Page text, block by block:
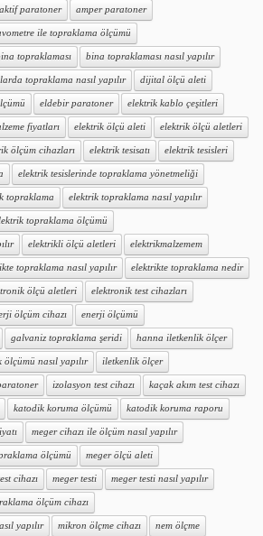
aktif paratoner amper paratoner
ile topraklama ölçümü
topraklaması bina topraklaması nasıl yapılır
topraklama nasıl yapılır dijital ölçü aleti
eldebir paratoner elektrik kablo çeşitleri
fiyatları elektrik ölçü aleti elektrik ölçü aletleri
ölçüm cihazları elektrik tesisatı elektrik tesisleri
elektrik tesislerinde topraklama yönetmeliği
topraklama elektrik topraklama nasıl yapılır
topraklama ölçümü
elektrikli ölçü aletleri elektrikmalzemem
topraklama nasıl yapılır elektrikte topraklama nedir
ölçü aletleri elektronik test cihazları
ölçüm cihazı enerji ölçümü
galvaniz topraklama şeridi hanna iletkenlik ölçer
nasıl yapılır iletkenlik ölçer
izolasyon test cihazı kaçak akım test cihazı
katodik koruma ölçümü katodik koruma raporu
meger cihazı ile ölçüm nasıl yapılır
ölçümü meger ölçü aleti
cihazı meger testi meger testi nasıl yapılır
ölçüm cihazı
yapılır mikron ölçme cihazı nem ölçme